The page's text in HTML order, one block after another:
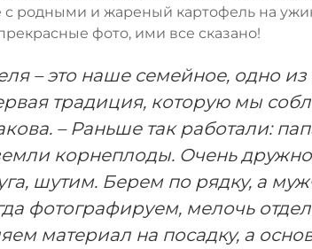
родными и жареный картофель на
фото, ими все сказано!
– это наше семейное, одно
традиция, которую мы
– Раньше так работали:
корнеплоды. Очень дружно
шутим. Берем по рядку, а
фотографируем, мелочь
материал на посадку, а